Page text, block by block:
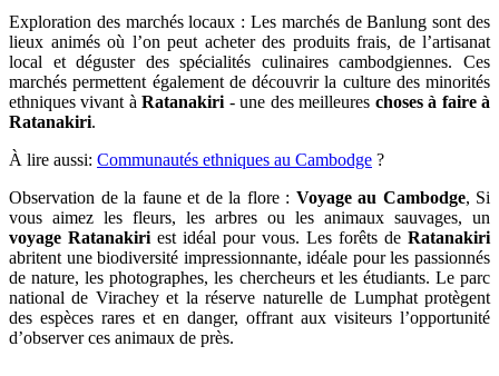
Exploration des marchés locaux : Les marchés de Banlung sont des
lieux animés où l’on peut acheter des produits frais, de l’artisanat
local et déguster des spécialités culinaires cambodgiennes. Ces
marchés permettent également de découvrir la culture des minorités
ethniques vivant àRatanakiri - une des meilleures choses à faire à
Ratanakiri.
À lire aussi: Communautés ethniques au Cambodge ?
Observation de la faune et de la flore : Voyage au Cambodge, Si
vous aimez les fleurs, les arbres ou les animaux sauvages, un
voyage Ratanakiri est idéal pour vous. Les forêts de Ratanakiri
abritent une biodiversité impressionnante, idéale pour les passionnés
de nature, les photographes, les chercheurs et les étudiants. Le parc
national de Virachey et la réserve naturelle de Lumphat protègent
des espèces rares et en danger, offrant aux visiteurs l’opportunité
d’observer ces animaux de près.